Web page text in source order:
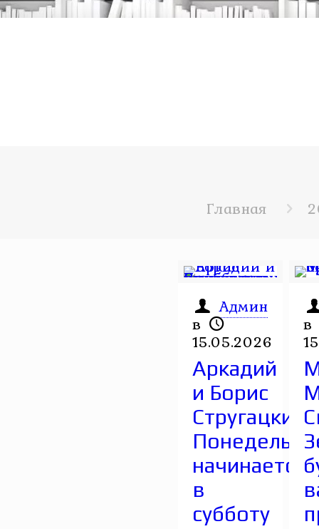
Главная
Админ
в
15.05.2026
Аркадий
и Борис
Стругацкие.
начинается
в
субботу
в